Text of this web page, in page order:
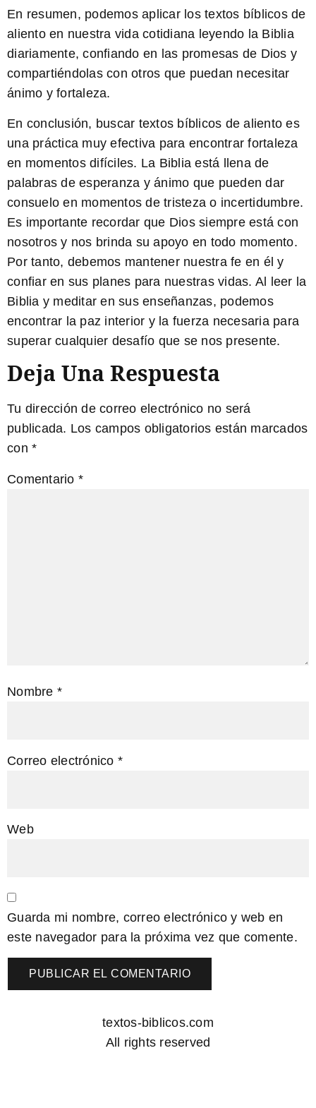
En resumen, podemos aplicar los textos bíblicos de
aliento en nuestra vida cotidiana leyendo la Biblia
diariamente, confiando en las promesas de Dios y
compartiéndolas con otros que puedan necesitar
ánimo y fortaleza.
En conclusión, buscar textos bíblicos de aliento es
una práctica muy efectiva para encontrar fortaleza
en momentos difíciles. La Biblia está llena de
palabras de esperanza y ánimo que pueden dar
consuelo en momentos de tristeza o incertidumbre.
Es importante recordar que Dios siempre está con
nosotros y nos brinda su apoyo en todo momento.
Por tanto, debemos mantener nuestra fe en él y
confiar en sus planes para nuestras vidas. Al leer la
Biblia y meditar en sus enseñanzas, podemos
encontrar la paz interior y la fuerza necesaria para
superar cualquier desafío que se nos presente.
Deja Una Respuesta
Tu dirección de correo electrónico no será
publicada. Los campos obligatorios están marcados
con *
Comentario *
Nombre *
Correo electrónico *
Web
Guarda mi nombre, correo electrónico y web en
este navegador para la próxima vez que comente.
textos-biblicos.com
All rights reserved